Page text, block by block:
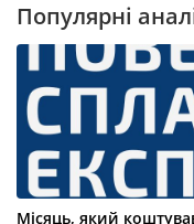
Популярні
Місяць, який